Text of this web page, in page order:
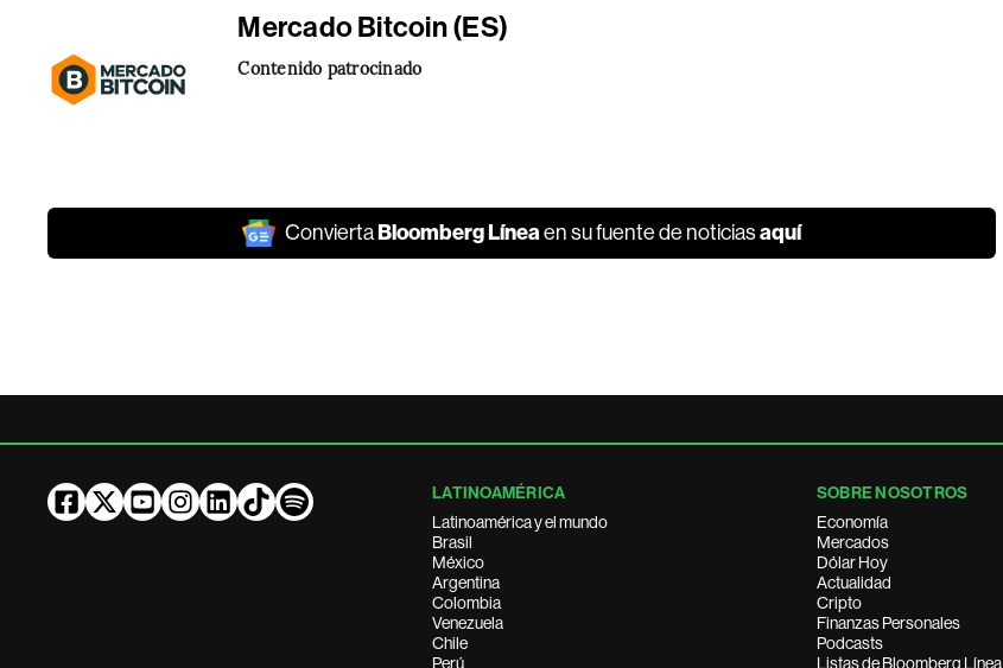
Mercado Bitcoin (ES)
Contenido patrocinado
ConviertaBloomberg Líneaen su fuente de noticiasaquí
LATINOAMÉRICA
Latinoamérica y el mundo
Brasil
México
Argentina
Colombia
Venezuela
Chile
Perú
SOBRE NOSOTROS
Economía
Mercados
Dólar Hoy
Actualidad
Cripto
Finanzas Personales
Podcasts
Listas de Bloomberg Línea